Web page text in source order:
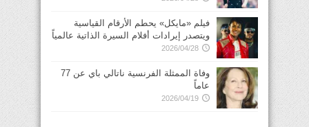
فيلم «مايكل» يحطم الأرقام القياسية
ويتصدر إيرادات أفلام السيرة الذاتية عالمياً
2026/04/28
وفاة الممثلة الفرنسية ناتالي باي عن 77
عاماً
2026/04/19